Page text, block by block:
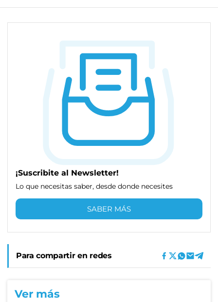
¡Suscribite al Newsletter!
Lo que necesitas saber, desde donde necesites
SABER MÁS
Para compartir en redes
Ver más